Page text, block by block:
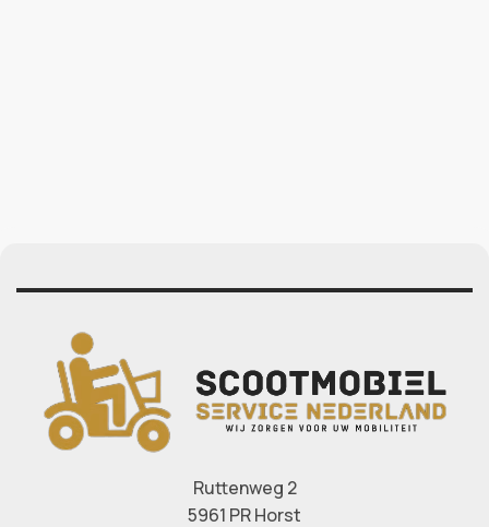
Ruttenweg 2
5961 PR Horst